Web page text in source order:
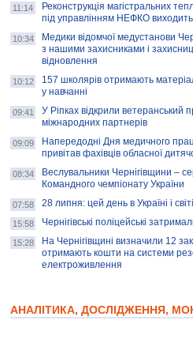
11:14
Реконструкція магістральних
під управлінням НЕФКО
10:34
Медики відомчої медустанови
з нашими захисниками і
відновлення
10:12
157 школярів отримають
у навчанні
09:41
У Ріпках відкрили ветеранський
міжнародних партнерів
09:09
Напередодні Дня медичного
привітав фахівців обласної
08:34
Веслувальники Чернігівщини –
Командного чемпіонату України
07:58 28 липня: цей день в Україні і світі
15:58 Чернігівські поліцейські
15:28
На Чернігівщині визначили 12
отримають кошти на системи
електроживлення
АНАЛІТИКА, ДОСЛІДЖЕННЯ,